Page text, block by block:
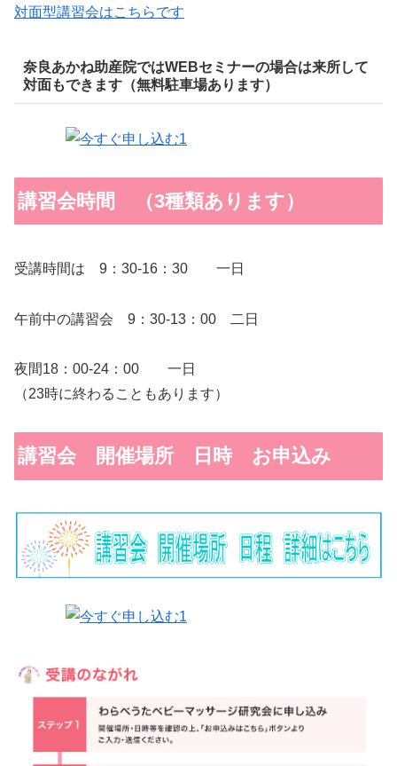
対面型講習会はこちらです
奈良あかね助産院ではWEBセミナーの場合は来所して
対面もできます（無料駐車場あります）
講習会時間 （3種類あります）
受講時間は 9：30-16：30 一日
午前中の講習会 9：30-13：00 二日
夜間18：00-24：00 一日
（23時に終わることもあります）
講習会 開催場所 日時 お申込み